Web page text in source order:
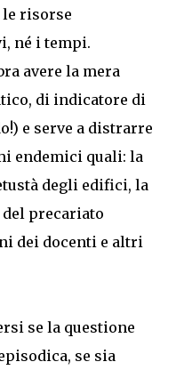
risorse
né i tempi.
avere la mera
di indicatore di
e serve a distrarre
endemici quali: la
degli edifici, la
precariato
dei docenti e altri
se la questione
se sia